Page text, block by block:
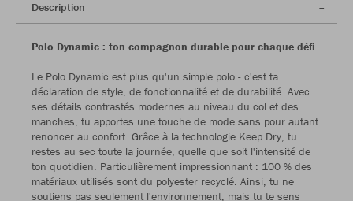
Description
Polo Dynamic : ton compagnon durable pour chaque défi
Le Polo Dynamic est plus qu'un simple polo - c'est ta
déclaration de style, de fonctionnalité et de durabilité. Avec
ses détails contrastés modernes au niveau du col et des
manches, tu apportes une touche de mode sans pour autant
renoncer au confort. Grâce à la technologie Keep Dry, tu
restes au sec toute la journée, quelle que soit l'intensité de
ton quotidien. Particulièrement impressionnant : 100 % des
matériaux utilisés sont du polyester recyclé. Ainsi, tu ne
soutiens pas seulement l'environnement, mais tu te sens